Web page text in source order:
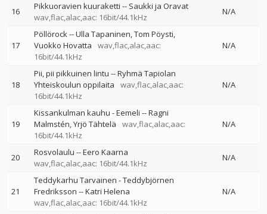
16 Pikkuoravien kuuraketti -- Saukki ja Oravat
wav,flac,alac,aac: 16bit/44.1kHz
N/A
17
Pöllörock--Ulla Tapaninen Tom Pöysti
Vuokko Hovatta
wav,flac,alac,aac:
16bit/44.1kHz
N/A
18
Pii, pii pikkuinen lintu --Ryhmä Tapiolan
Yhteiskoulun oppilaita
wav,flac,alac,aac:
16bit/44.1kHz
N/A
19
Kissankulman kauhu - Eemeli --Ragni
Malmstén Yrjö Tähtelä
wav,flac,alac,aac:
16bit/44.1kHz
N/A
20 Rosvolaulu --Eero Kaarna
wav,flac,alac,aac: 16bit/44.1kHz
N/A
21
Teddykarhu Tarvainen - Teddybjörnen
Fredriksson --Katri Helena
wav,flac,alac,aac: 16bit/44.1kHz
N/A